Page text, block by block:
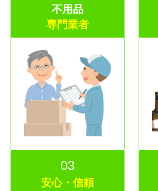
不用品
専門業者
03
安心・信頼